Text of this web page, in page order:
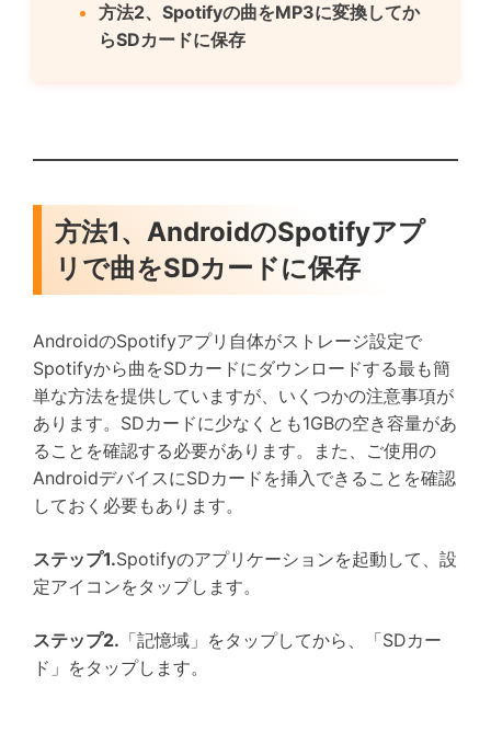
方法2、Spotifyの曲をMP3に変換してか
らSDカードに保存
方法1、AndroidのSpotifyアプ
リで曲をSDカードに保存
AndroidのSpotifyアプリ自体がストレージ設定で
Spotifyから曲をSDカードにダウンロードする最も簡
単な方法を提供していますが、いくつかの注意事項が
あります。SDカードに少なくとも1GBの空き容量があ
ることを確認する必要があります。また、ご使用の
AndroidデバイスにSDカードを挿入できることを確認
しておく必要もあります。
ステップ1.Spotifyのアプリケーションを起動して、設
定アイコンをタップします。
ステップ2. 「記憶域」をタップしてから、「SDカー
ド」をタップします。